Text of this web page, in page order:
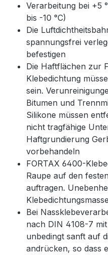
Verarbeitung bei +5
bis -10 °C)
Die
spannungsfrei
befestigen
Die Haftflächen zur
Klebedichtung
sein.
Bitumen und
Silikone müssen
nicht tragfähige
Haftgrundierung
vorbehandeln
FORTAX 6400-
Raupe auf den
auftragen.
Bei
nach DIN 4108-7
unbedingt sanft auf
andrücken, so dass